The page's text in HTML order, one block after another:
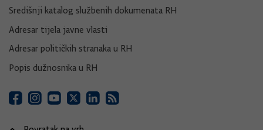
Središnji katalog službenih dokumenata RH
Adresar tijela javne vlasti
Adresar političkih stranaka u RH
Popis dužnosnika u RH